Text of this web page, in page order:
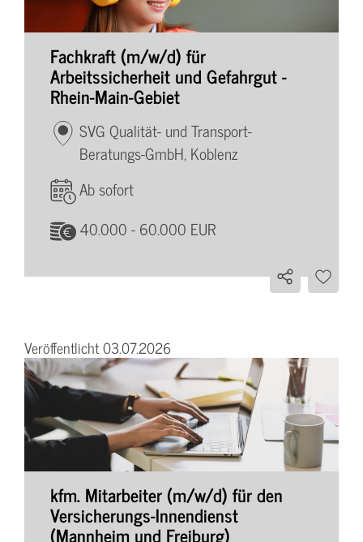
Fachkraft (m/w/d) für
Arbeitssicherheit und Gefahrgut -
Rhein-Main-Gebiet
SVG Qualität- und Transport-
Beratungs-GmbH, Koblenz
Ab sofort
40.000 - 60.000 EUR
Veröffentlicht 03.07.2026
kfm. Mitarbeiter (m/w/d) für den
Versicherungs-Innendienst
(Mannheim und Freiburg)